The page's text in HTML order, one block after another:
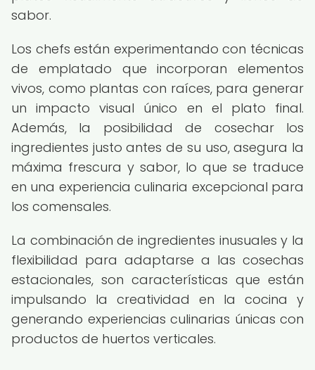
sabor.
Los chefs están experimentando con técnicas
de emplatado que incorporan elementos
vivos, como plantas con raíces, para generar
un impacto visual único en el plato final.
Además, la posibilidad de cosechar los
ingredientes justo antes de su uso, asegura la
máxima frescura y sabor, lo que se traduce
en una experiencia culinaria excepcional para
los comensales.
La combinación de ingredientes inusuales y la
flexibilidad para adaptarse a las cosechas
estacionales, son características que están
impulsando la creatividad en la cocina y
generando experiencias culinarias únicas con
productos de huertos verticales.